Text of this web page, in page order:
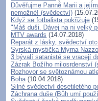
Důvěřujme Panně Marii a
nemožné! (svědectví)
Když se fotbalista pokřižuje
"Máš duši. Dávej na ni velký
MTV awards (14.07.2018)
Reparát z lásky, svědectví
Syrská mystička Myrna
3 bývalí satanisté se vracejí
Zázrak Božího milosrdenství
Rozhovor se světoznámou
Boha(10.04.2018)
Silné svědectví desetiletého
Záchrana duše (Bůh umí